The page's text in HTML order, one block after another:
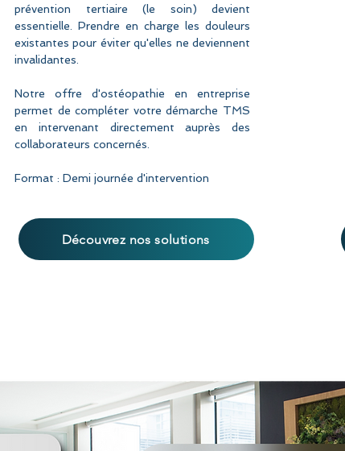
prévention tertiaire (le soin) devient
essentielle. Prendre en charge les douleurs
existantes pour éviter qu'elles ne deviennent
invalidantes.​
Notre offre d'ostéopathie en entreprise
permet de compléter votre démarche TMS
en intervenant directement auprès des
collaborateurs concernés.
Format : Demi journée d'intervention
Découvrez nos solutions